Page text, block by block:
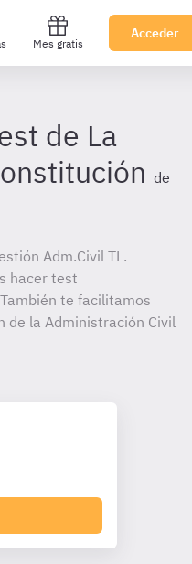
Mes gratis
Acceder
de La
de
Adm.Civil TL.
hacer test
te facilitamos
de la Administración Civil